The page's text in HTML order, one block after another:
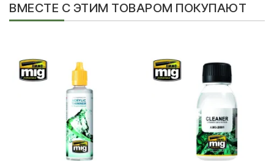
ВМЕСТЕ С ЭТИМ ТОВАРОМ ПОКУПАЮТ